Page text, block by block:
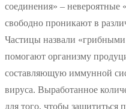
соединения» –
свободно проникают в
Частицы назвали
помогают организму
составляющую иммунной
вируса. Выработанное
для того, чтобы защититься